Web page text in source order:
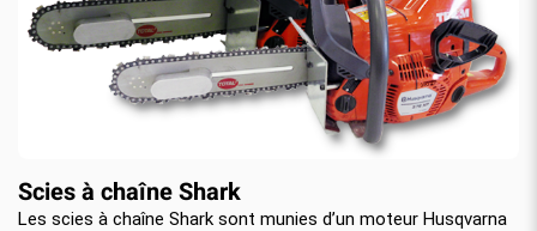
Scies à chaîne Shark
Les scies à chaîne Shark sont munies d’un moteur Husqvarna